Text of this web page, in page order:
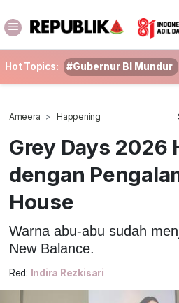
Hot Topics: #Gubernur BI Mundur
Ameera Happening
Grey Days 2026
dengan
House
Warna abu-abu sudah
New Balance.
Red: Indira Rezkisari